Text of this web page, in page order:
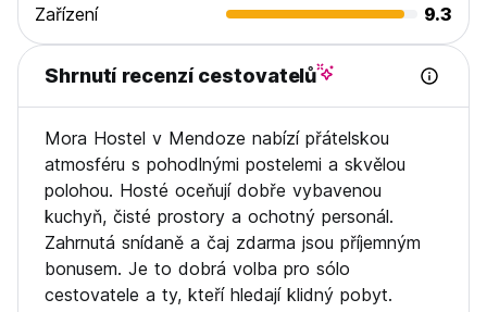
Zařízení
9.3
Shrnutí recenzí cestovatelů
Mora Hostel v Mendoze nabízí přátelskou
atmosféru s pohodlnými postelemi a skvělou
polohou. Hosté oceňují dobře vybavenou
kuchyň, čisté prostory a ochotný personál.
Zahrnutá snídaně a čaj zdarma jsou příjemným
bonusem. Je to dobrá volba pro sólo
cestovatele a ty, kteří hledají klidný pobyt.